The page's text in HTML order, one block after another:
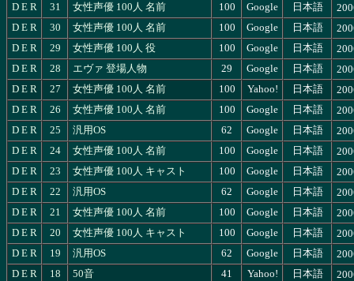
D E R 31 女性声優 100人 名前 100 Google 日本語
D E R 30 女性声優 100人 名前 100 Google 日本語
D E R 29 女性声優 100人 役 100 Google 日本語
D E R 28 エヴァ 登場人物 29 Google 日本語
D E R 27 女性声優 100人 名前 100 Yahoo! 日本語
D E R 26 女性声優 100人 名前 100 Google 日本語
D E R 25 汎用OS 62 Google 日本語
D E R 24 女性声優 100人 名前 100 Google 日本語
D E R 23 女性声優 100人 キャスト 100 Google 日本語
D E R 22 汎用OS 62 Google 日本語
D E R 21 女性声優 100人 名前 100 Google 日本語
D E R 20 女性声優 100人 キャスト 100 Google 日本語
D E R 19 汎用OS 62 Google 日本語
D E R 18 50音 41 Yahoo! 日本語